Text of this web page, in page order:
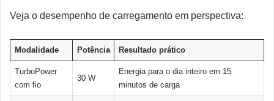
Veja o desempenho de carregamento em perspectiva:
Modalidade Potência Resultado prático
TurboPower
com fio
30 W
Energia para o dia inteiro em 15
minutos de carga